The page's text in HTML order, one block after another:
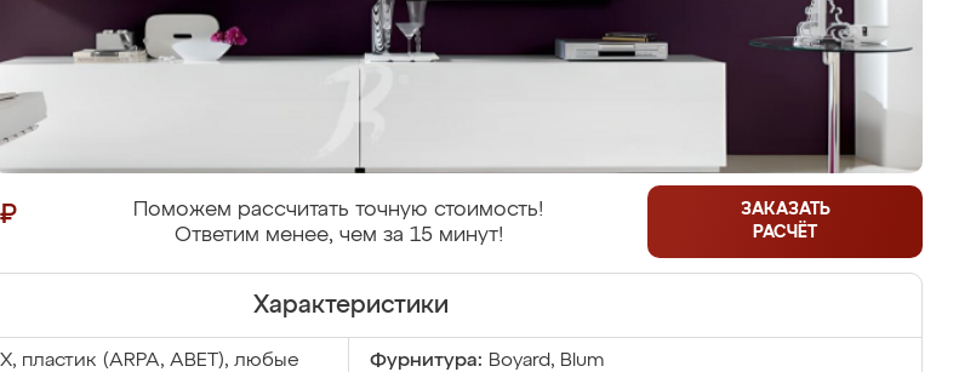
Поможем рассчитать точную стоимость!
Ответим менее, чем за 15 минут!
ЗАКАЗАТЬ
РАСЧЁТ
Характеристики
(ARPA, ABET), любые
Фурнитура: Boyard, Blum